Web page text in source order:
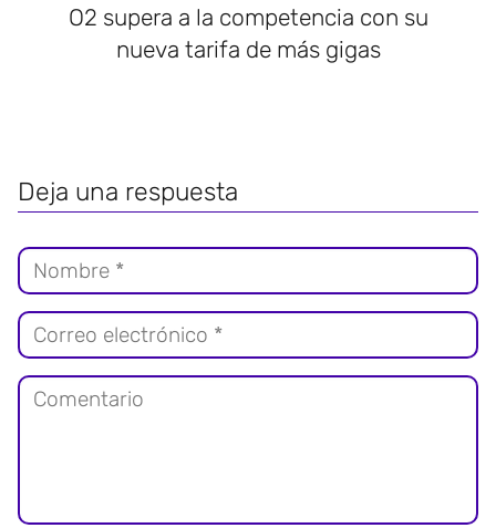
O2 supera a la competencia con su
nueva tarifa de más gigas
Deja una respuesta